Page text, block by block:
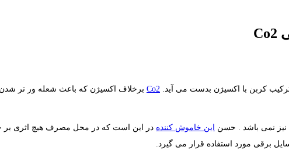
ترکیب کربن با اکسیژن بدست می آید. Co2 برخلاف اکسیژن که باعث شعله ور تر
این خاموش کننده در این است که در محل مصرف هیچ اثری بر
برقی مورد استفاده قرار می گیرد.